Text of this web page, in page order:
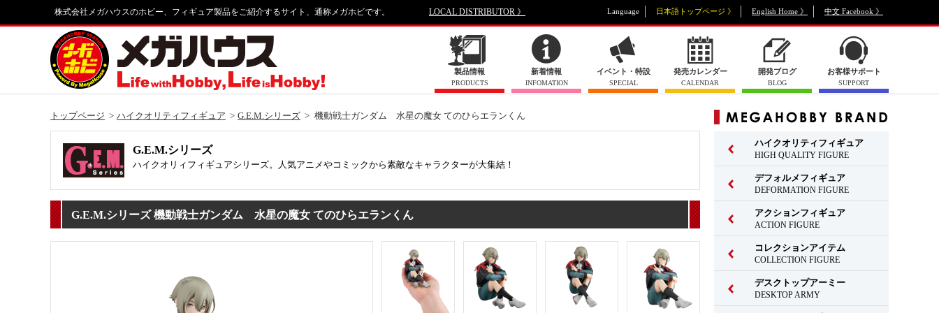
株式会社メガハウスのホビー、フィギュア製品をご紹介するサイト、通称メガホビです。 LOCAL DISTRIBUTOR 》 Language 日本語トップページ 》 English Home 》 中文 Facebook 》
製品情報
PRODUCTS
新着情報
INFOMATION
イベント・特設
SPECIAL
発売カレンダー
CALENDAR
開発ブログ
BLOG
お客様サポート
SUPPORT
トップページ ハイクオリティフィギュア G.E.M.シリーズ 機動戦士ガンダム 水星の魔女 てのひらエランくん
G.E.M.シリーズ
ハイクオリィフィギュアシリーズ。人気アニメやコミックから素敵なキャラクターが大集結！
G.E.M.シリーズ 機動戦士ガンダム 水星の魔女 てのひらエランくん
ハイクオリティフィギュア
HIGH QUALITY FIGURE
デフォルメフィギュア
DEFORMATION FIGURE
アクションフィギュア
ACTION FIGURE
コレクションアイテム
COLLECTION FIGURE
デスクトップアーミー
DESKTOP ARMY